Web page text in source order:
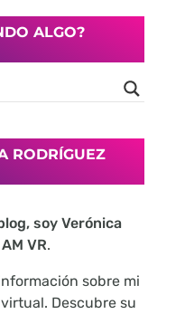
ALGO?
RODRÍGUEZ
soy Verónica
VR.
sobre mi
Descubre su